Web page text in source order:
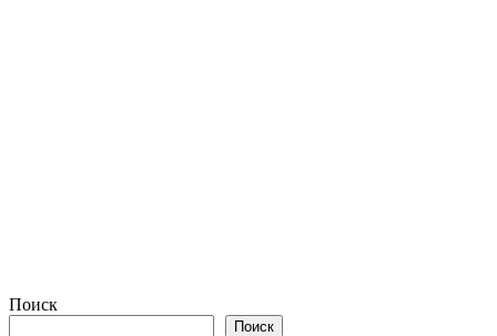
Поиск
Поиск